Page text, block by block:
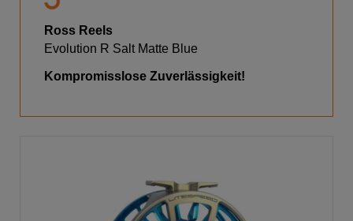
Ross Reels
Evolution R Salt Matte Blue
Kompromisslose Zuverlässigkeit!